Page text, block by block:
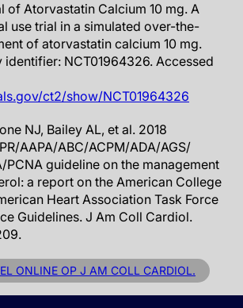
of Atorvastatin Calcium 10 mg. A
use trial in a simulated over-the-
of atorvastatin calcium 10 mg.
identifier: NCT01964326. Accessed
ct2/show/NCT01964326
NJ, Bailey AL, et al. 2018
AAPA/ABC/ACPM/ADA/AGS/
PCNA guideline on the management
a report on the American College
Heart Association Task Force
Guidelines. J Am Coll Cardiol.
ONLINE OP J AM COLL CARDIOL.